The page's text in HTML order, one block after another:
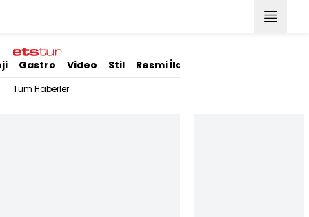
Gastro Video Stil Resmi İlanlar
Tüm Haberler